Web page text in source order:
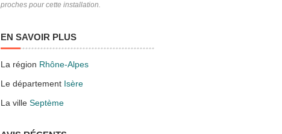
proches pour cette installation.
EN SAVOIR PLUS
La région Rhône-Alpes
Le département Isère
La ville Septème